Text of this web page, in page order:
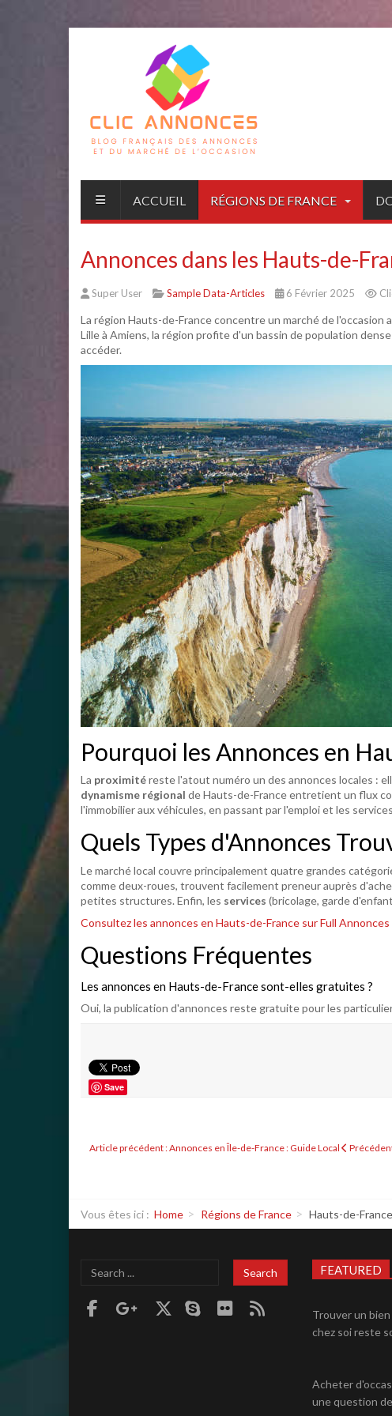
ACCUEIL RÉGIONS DE FRANCE
Annonces dans les Hauts-de-
Super User Sample Data-Articles 6 Février 2025
La région Hauts-de-France concentre un marché de
Lille à Amiens, la région profite d'un bassin de population
accéder.
Pourquoi les Annonces en
La proximitéreste l'atout numéro un des annonces locales :
dynamisme régional de Hauts-de-France entretient un flux
l'immobilier aux véhicules, en passant par l'emploi et les
Quels Types d'Annonces
Le marché local couvre principalement quatre grandes
comme deux-roues, trouvent facilement preneur auprès
petites structures. Enfin, les services (bricolage, garde
Consultez les annonces en Hauts-de-France sur Full Annonces
Questions Fréquentes
Les annonces en Hauts-de-France sont-elles gratuites ?
Oui, la publication d'annonces reste gratuite pour les
Save
Article précédent : Annonces en Île-de-France : Guide Local
Vous êtes ici : Home Régions de France Hauts-de-France
Search
Search FEATURED
Trouver un
chez soi reste
Acheter
une question de